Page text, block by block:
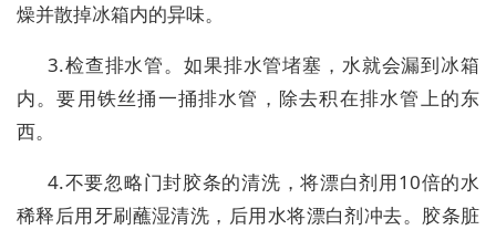
燥并散掉冰箱内的异味。
3.检查排水管。如果排水管堵塞，水就会漏到冰箱
内。要用铁丝捅一捅排水管，除去积在排水管上的东
西。
4.不要忽略门封胶条的清洗，将漂白剂用10倍的水
稀释后用牙刷蘸湿清洗，后用水将漂白剂冲去。胶条脏